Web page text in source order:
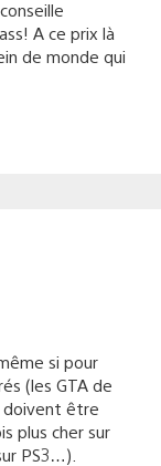
A ce prix là
de monde qui
si pour
(les GTA de
doivent être
plus cher sur
PS3…).